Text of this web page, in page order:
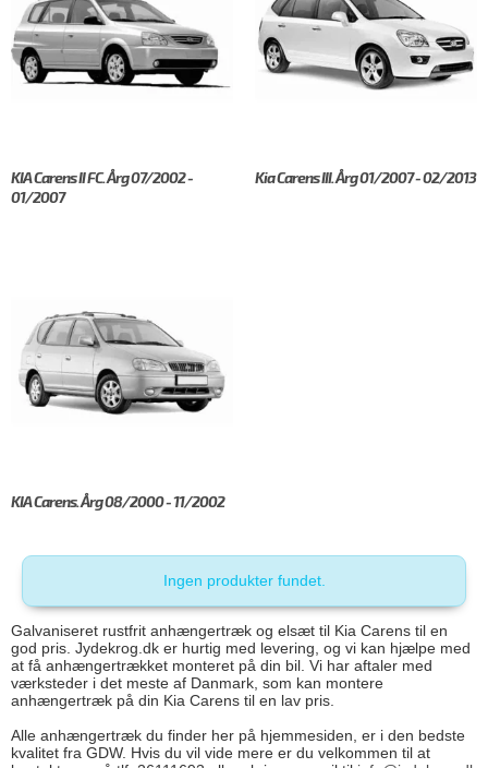
KIA Carens II FC. Årg 07/2002 -
01/2007
Kia Carens III. Årg 01/2007 - 02/2013
KIA Carens. Årg 08/2000 - 11/2002
Ingen produkter fundet.
Galvaniseret rustfrit anhængertræk og elsæt til Kia Carens til en
god pris. Jydekrog.dk er hurtig med levering, og vi kan hjælpe med
at få anhængertrækket monteret på din bil. Vi har aftaler med
værksteder i det meste af Danmark, som kan montere
anhængertræk på din Kia Carens til en lav pris.
Alle anhængertræk du finder her på hjemmesiden, er i den bedste
kvalitet fra GDW. Hvis du vil vide mere er du velkommen til at